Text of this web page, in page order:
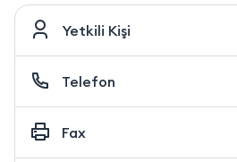
Yetkili Kişi
Telefon
Fax